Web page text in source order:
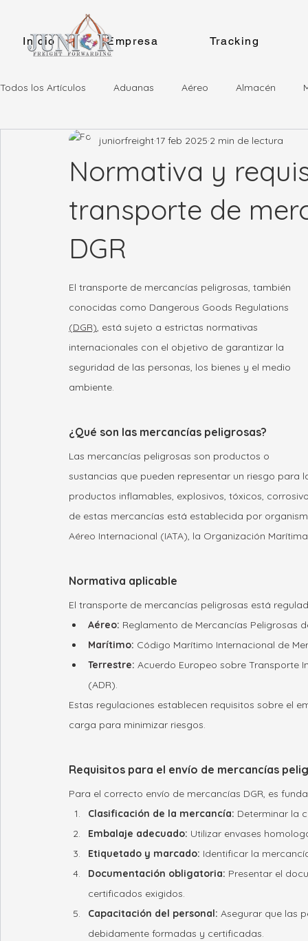
Inicio Empresa Tracking
Todos los Artículos Aduanas Aéreo Almacén
Normativa y
transporte de
DGR
juniorfreight17 feb 2025 2 min de lectura
El transporte de mercancías peligrosas, también
conocidas como Dangerous Goods Regulations
(DGR), está sujeto a estrictas normativas
internacionales con el objetivo de garantizar la
seguridad de las personas, los bienes y el medio
ambiente.
¿Qué son las mercancías peligrosas?
Las mercancías peligrosas son productos o
sustancias que pueden representar un riesgo
productos inflamables, explosivos, tóxicos,
de estas mercancías está establecida por
Aéreo Internacional (IATA), la Organización
Normativa aplicable
El transporte de mercancías peligrosas está
Aéreo: Reglamento de Mercancías Peligrosas
Marítimo: Código Marítimo Internacional de
Terrestre: Acuerdo Europeo sobre Transporte
(ADR).
Estas regulaciones establecen requisitos sobre el
carga para minimizar riesgos.
Requisitos para el envío de mercancías
Para el correcto envío de mercancías DGR, es
Clasificación de la mercancía: Determinar la
Embalaje adecuado: Utilizar envases
Etiquetado y marcado: Identificar la
Documentación obligatoria: Presentar el
certificados exigidos.
Capacitación del personal: Asegurar que las
debidamente formadas y certificadas.